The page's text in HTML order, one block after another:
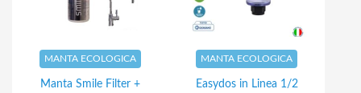
MANTA ECOLOGICA
Manta Smile Filter +
MANTA ECOLOGICA
Easydos in Linea 1/2